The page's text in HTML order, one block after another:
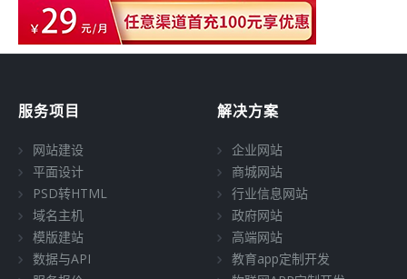
服务项目
网站建设
平面设计
PSD转HTML
域名主机
模版建站
数据与API
解决方案
企业网站
商城网站
行业信息网站
政府网站
高端网站
教育app定制开发